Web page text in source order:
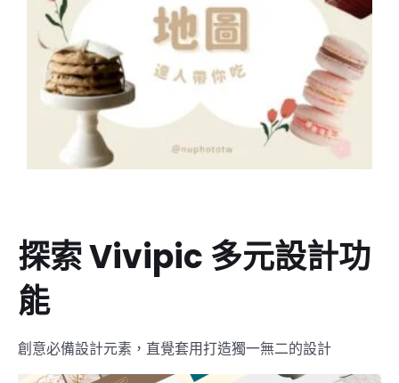
探索 Vivipic 多元設計功
能
創意必備設計元素，直覺套用打造獨一無二的設計